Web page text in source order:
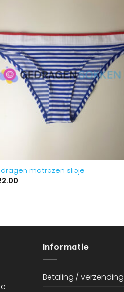
toevoegen
matrozen slipje
Informatie
Betaling / verzending